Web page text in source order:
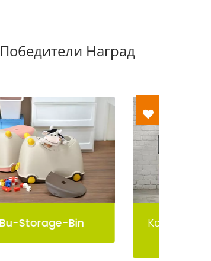
Победители Наград
Контейнер Для Хранения